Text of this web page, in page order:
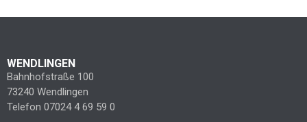
WENDLINGEN
Bahnhofstraße 100
73240 Wendlingen
Telefon 07024 4 69 59 0